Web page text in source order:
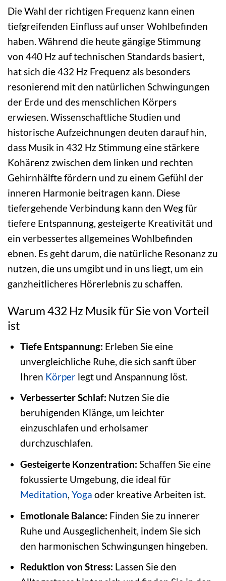
Die Wahl der richtigen Frequenz kann einen
tiefgreifenden Einfluss auf unser Wohlbefinden
haben. Während die heute gängige Stimmung
von 440 Hz auf technischen Standards basiert,
hat sich die 432 Hz Frequenz als besonders
resonierend mit den natürlichen Schwingungen
der Erde und des menschlichen Körpers
erwiesen. Wissenschaftliche Studien und
historische Aufzeichnungen deuten darauf hin,
dass Musik in 432 Hz Stimmung eine stärkere
Kohärenz zwischen dem linken und rechten
Gehirnhälfte fördern und zu einem Gefühl der
inneren Harmonie beitragen kann. Diese
tiefergehende Verbindung kann den Weg für
tiefere Entspannung, gesteigerte Kreativität und
ein verbessertes allgemeines Wohlbefinden
ebnen. Es geht darum, die natürliche Resonanz zu
nutzen, die uns umgibt und in uns liegt, um ein
ganzheitlicheres Hörerlebnis zu schaffen.
Warum 432 Hz Musik für Sie von Vorteil
ist
Tiefe Entspannung: Erleben Sie eine
unvergleichliche Ruhe, die sich sanft über
Ihren Körperlegt und Anspannung löst.
Verbesserter Schlaf: Nutzen Sie die
beruhigenden Klänge, um leichter
einzuschlafen und erholsamer
durchzuschlafen.
Gesteigerte Konzentration: Schaffen Sie eine
fokussierte Umgebung, die ideal für
Meditation, Yoga oder kreative Arbeiten ist.
Emotionale Balance: Finden Sie zu innerer
Ruhe und Ausgeglichenheit, indem Sie sich
den harmonischen Schwingungen hingeben.
Reduktion von Stress: Lassen Sie den